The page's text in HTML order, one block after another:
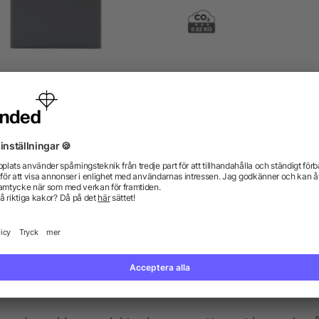
wallet
från 42,83 kr
Vi har svaren.
se ut? Hjälper allbranded mig att skapa dem?